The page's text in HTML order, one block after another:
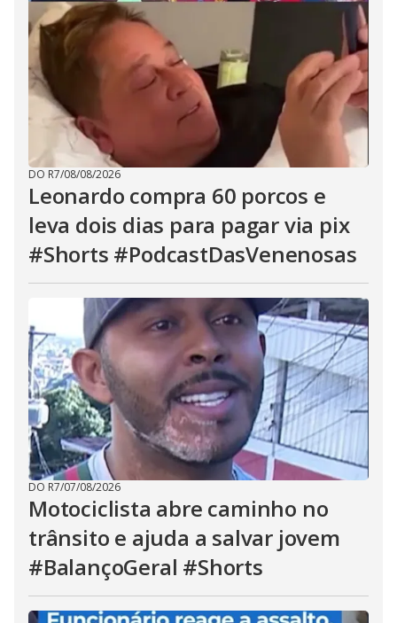
DO R7/08/08/2026
Leonardo compra 60 porcos e
leva dois dias para pagar via pix
#Shorts #PodcastDasVenenosas
DO R7/07/08/2026
Motociclista abre caminho no
trânsito e ajuda a salvar jovem
#BalançoGeral #Shorts